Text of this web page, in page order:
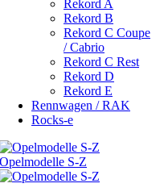
Rekord A
Rekord B
Rekord C Coupe
/ Cabrio
Rekord C Rest
Rekord D
Rekord E
Rennwagen / RAK
Rocks-e